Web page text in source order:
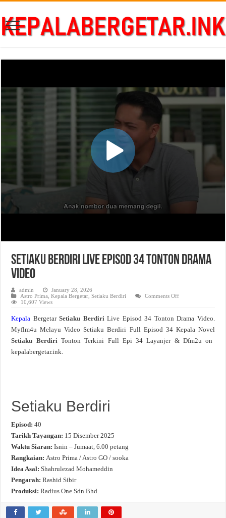
Setiaku Berdiri Live Episod 34 Tonton Drama
Video
admin
January 28, 2026
Astro Prima ,Kepala Bergetar ,Setiaku Berdiri Comments Offon
Episod
Tonton
Drama
Video
10,607 Views
Kepala BergetarSetiaku BerdiriLive Episod 34 Tonton Drama Video.
Myflm4u Melayu Video Setiaku Berdiri Full Episod 34 Kepala Novel
Setiaku Berdiri Tonton Terkini Full Epi 34 Layanjer & Dfm2u on
kepalabergetar.ink.
Setiaku Berdiri
Episod: 40
Tarikh Tayangan: 15 Disember 2025
Waktu Siaran: Isnin – Jumaat, 6.00 petang
Rangkaian: Astro Prima / Astro GO / sooka
Idea Asal: Shahrulezad Mohameddin
Pengarah: Rashid Sibir
Produksi: Radius One Sdn Bhd.